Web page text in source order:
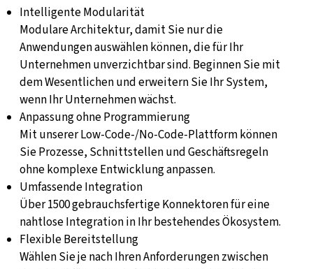
Intelligente Modularität
Modulare Architektur, damit Sie nur die
Anwendungen auswählen können, die für Ihr
Unternehmen unverzichtbar sind. Beginnen Sie mit
dem Wesentlichen und erweitern Sie Ihr System,
wenn Ihr Unternehmen wächst.
Anpassung ohne Programmierung
Mit unsererLow-Code-/No-Code-Plattformkönnen
Sie Prozesse, Schnittstellen und Geschäftsregeln
ohne komplexe Entwicklung anpassen.
Umfassende Integration
Über1500 gebrauchsfertigeKonnektoren für eine
nahtlose Integration in Ihr bestehendes Ökosystem.
Flexible Bereitstellung
Wählen Sie je nach Ihren Anforderungen zwischen